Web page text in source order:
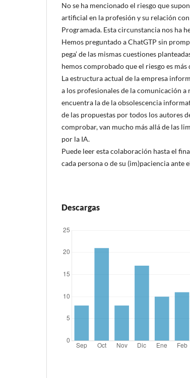
No se ha mencionado el riesgo que
artificial en la profesión y su relación
Programada. Esta circunstancia nos ha
Hemos preguntado a ChatGTP sin
pega’ de las mismas cuestiones
hemos comprobado que el riesgo es más
La estructura actual de la empresa
a los profesionales de la comunicación a
encuentra la de la obsolescencia
de las propuestas por todos los autores
comprobar, van mucho más allá de las
por la IA.
Puede leer esta colaboración hasta el
cada persona o de su (im)paciencia ante
Descargas